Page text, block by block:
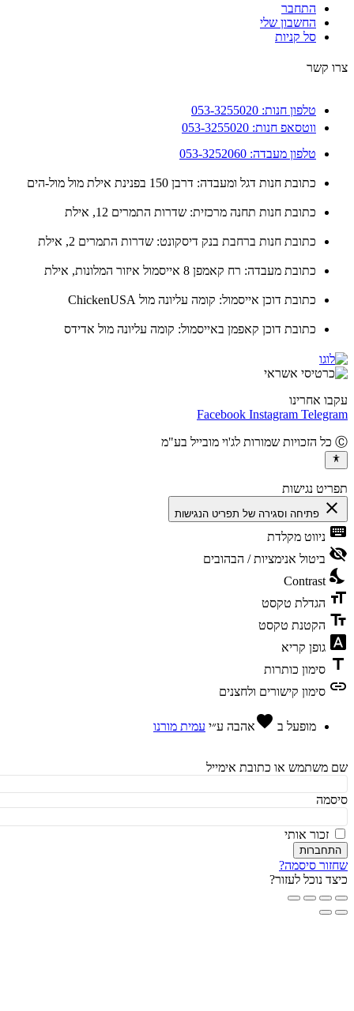
התחבר
החשבון שלי
סל קניות
קשר
טלפון חנות: 053-3255020
ווטסאפ חנות: 053-3255020
טלפון מעבדה: 053-3252060
כתובת חנות דגל ומעבדה: דרבן 150 בפנינת אילת מול מול-הים
כתובת חנות תחנה מרכזית: שדרות התמרים 12, אילת
כתובת חנות ברחבת בנק דיסקונט: שדרות התמרים 2, אילת
כתובת מעבדה: רח קאמפן 8 אייסמול איזור המלונות, אילת
כתובת דוכן אייסמול: קומה עליונה מול ChickenUSA
כתובת דוכן קאפמן באייסמול: קומה עליונה מול אדידס
אחרינו
Facebook Instagram
נגישות
פתיחה וסגירה של תפריט הנגישות
ניווט מקלדת
ביטול אנימציות / הבהובים
Contrast
הגדלת טקסט
הקטנת טקסט
גופן קריא
סימון כותרות
סימון קישורים ולחצנים
מופעל בfavorite אהבהע״י עמית מורנו
או כתובת אימייל
זכור אותי
סיסמה?
נוכל לעזור?